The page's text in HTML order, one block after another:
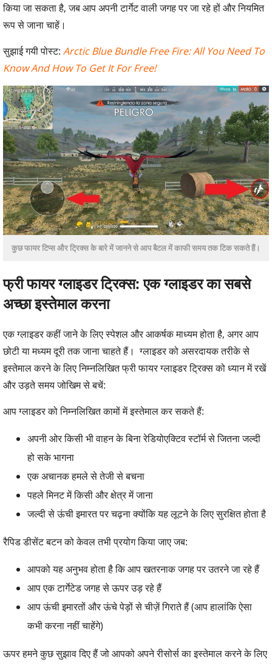
किया जा सकता है, जब आप अपनी टार्गेट वाली जगह पर जा रहे हों और नियमित
रूप से जाना चाहें।
सुझाई गयी पोस्ट: Arctic Blue Bundle Free Fire: All You Need To
Know And How To Get It For Free!
कुछ फायर टिप्स और ट्रिक्स के बारे में जानने से आप बैटल में काफी समय तक टिक सकते हैं।
फ्री फायर ग्लाइडर ट्रिक्स: एक ग्लाइडर का सबसे
अच्छा इस्तेमाल करना
एक ग्लाइडर कहीं जाने के लिए स्पेशल और आकर्षक माध्यम होता है, अगर आप
छोटी या मध्यम दूरी तक जाना चाहते हैं। ग्लाइडर को असरदायक तरीके से
इस्तेमाल करने के लिए निम्नलिखित फ्री फायर ग्लाइडर ट्रिक्स को ध्यान में रखें
और उड़ते समय जोखिम से बचें:
आप ग्लाइडर को निम्नलिखित कामों में इस्तेमाल कर सकते हैं:
अपनी ओर किसी भी वाहन के बिना रेडियोएक्टिव स्टॉर्म से जितना जल्दी
हो सके भागना
एक अचानक हमले से तेजी से बचना
पहले मिनट में किसी और क्षेत्र में जाना
जल्दी से ऊंची इमारत पर चढ़ना क्योंकि यह लूटने के लिए सुरक्षित होता है
रैपिड डीसेंट बटन को केवल तभी प्रयोग किया जाए जब:
आपको यह अनुभव होता है कि आप खतरनाक जगह पर उतरने जा रहे हैं
आप एक टार्गेटेड जगह से ऊपर उड़ रहे हैं
आप ऊंची इमारतों और ऊंचे पेड़ों से चीज़ें गिराते हैं (आप हालांकि ऐसा
कभी करना नहीं चाहेंगे)
ऊपर हमने कुछ सुझाव दिए हैं जो आपको अपने रीसोर्स का इस्तेमाल करने के लिए